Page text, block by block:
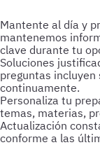
Mantente al día y
mantenemos
clave durante tu
Soluciones
preguntas
continuamente.
Personaliza tu
temas, materias,
Actualización
conforme a las